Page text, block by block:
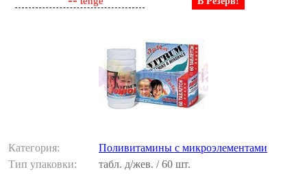
Категория:
Поливитамины с микроэлементами
Тип упаковки:
табл. д/жев. / 60 шт.